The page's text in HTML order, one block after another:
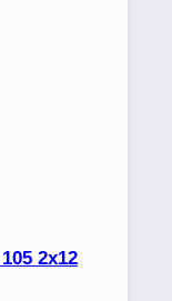
2x12